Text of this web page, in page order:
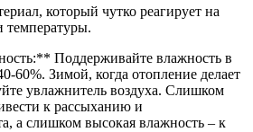
который чутко реагирует на
температуры.
Поддерживайте влажность в
60%. Зимой, когда отопление делает
увлажнитель воздуха. Слишком
к рассыханию и
а слишком высокая влажность – к